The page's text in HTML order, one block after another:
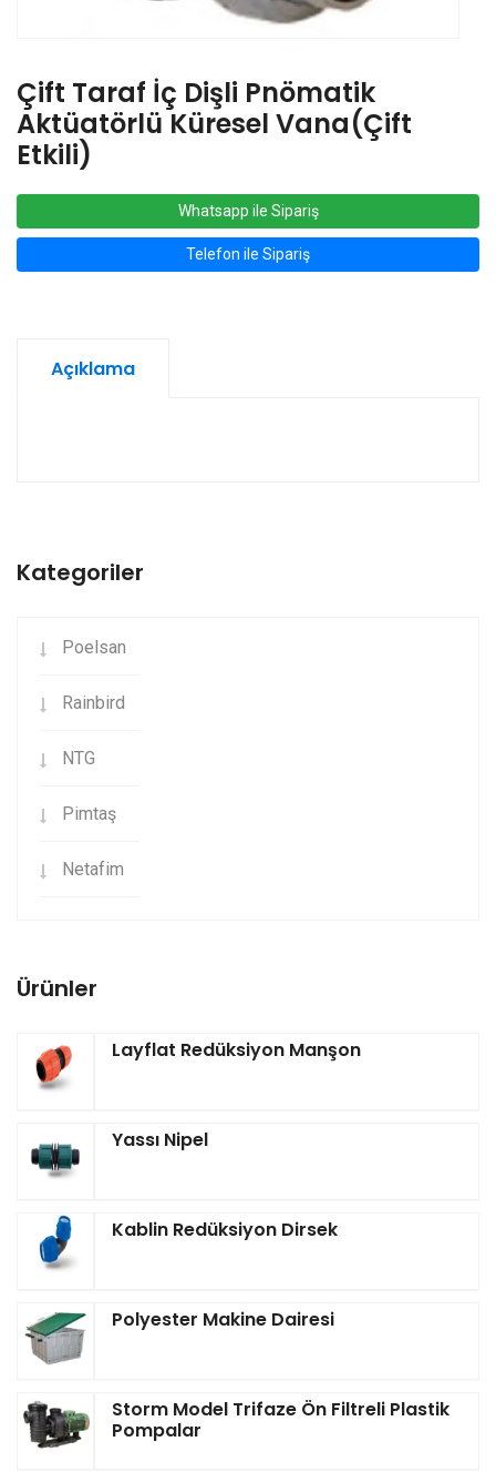
Çift Taraf İç Dişli Pnömatik
Aktüatörlü Küresel Vana(Çift
Etkili)
Whatsapp ile Sipariş
Telefon ile Sipariş
Açıklama
Kategoriler
Poelsan
Rainbird
NTG
Pimtaş
Netafim
Ürünler
Layflat Redüksiyon Manşon
Yassı Nipel
Kablin Redüksiyon Dirsek
Polyester Makine Dairesi
Storm Model Trifaze Ön Filtreli Plastik
Pompalar